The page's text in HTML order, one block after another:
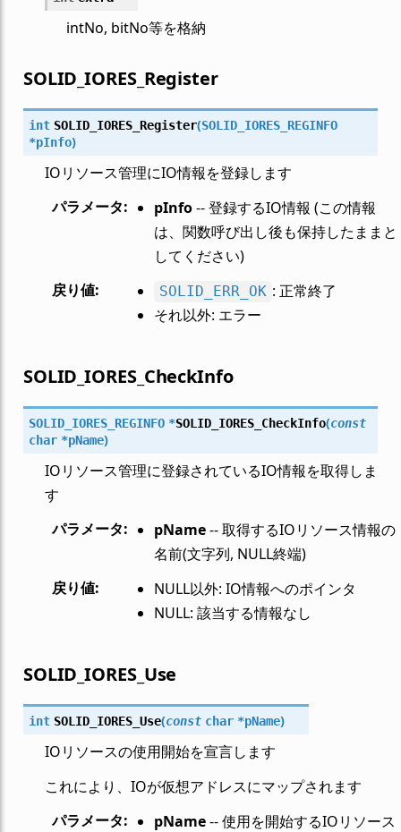
intNo, bitNo等を格納
SOLID_IORES_Register
int SOLID_IORES_Register(SOLID_IORES_REGINFO
*pInfo)
IOリソース管理にIO情報を登録します
パラメータ: pInfo-- 登録するIO情報 (この情報
は、関数呼び出し後も保持したままと
してください)
戻り値: SOLID_ERR_OK : 正常終了
それ以外: エラー
SOLID_IORES_CheckInfo
SOLID_IORES_REGINFO *SOLID_IORES_CheckInfo(const
char *pName)
IOリソース管理に登録されているIO情報を取得しま
す
パラメータ: pName-- 取得するIOリソース情報の
名前(文字列, NULL終端)
戻り値:
NULL以外: IO情報へのポインタ
NULL: 該当する情報なし
SOLID_IORES_Use
int SOLID_IORES_Use(const char *pName)
IOリソースの使用開始を宣言します
これにより、IOが仮想アドレスにマップされます
パラメータ: pName-- 使用を開始するIOリソース